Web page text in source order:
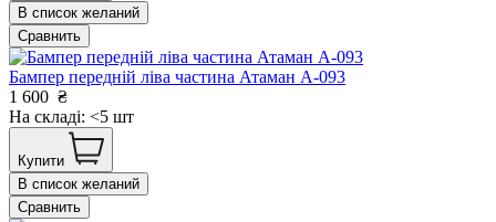
В список желаний
Сравнить
Бампер передній ліва частина Атаман А-093
1 600 ₴
На складі: <5 шт
Купити
В список желаний
Сравнить